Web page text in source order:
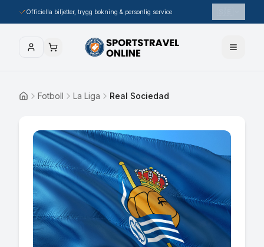
Officiella biljetter, trygg bokning & personlig service
Hem Fotboll La Liga Real Sociedad